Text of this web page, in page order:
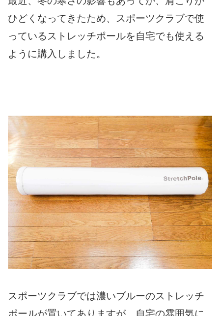
ひどくなってきたため、スポーツクラブで使
っているストレッチポールを自宅でも使える
ように購入しました。
スポーツクラブでは濃いブルーのストレッチ
ポールが置いてありますが、自宅の雰囲気に